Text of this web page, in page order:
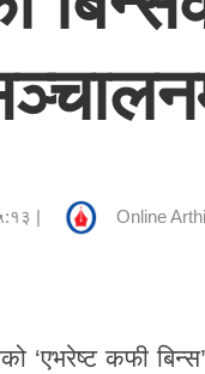
| Online
‘एभरेष्ट कफी